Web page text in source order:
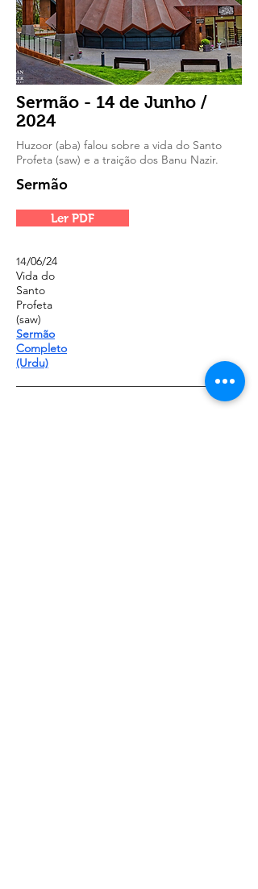
Sermão - 14 de Junho /
2024
Huzoor (aba) falou sobre a vida do Santo
Profeta (saw) e a traição dos Banu Nazir.
Sermão
Ler PDF
14/06/24
Vida do
Santo
Profeta
(saw)
Sermão
Completo
(Urdu)